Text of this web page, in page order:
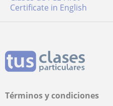
Certificate in English
Términos y condiciones